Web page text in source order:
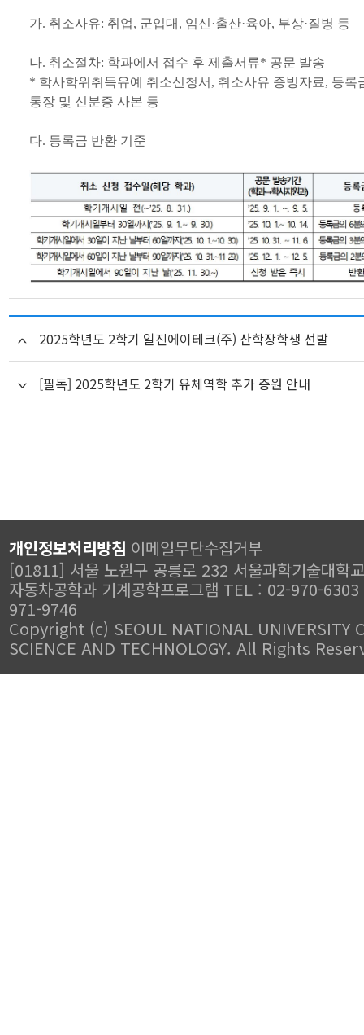
가. 취소사유: 취업, 군입대, 임신·출산·육아, 부상·질병 등
나. 취소절차: 학과에서 접수 후 제출서류* 공문 발송
* 학사학위취득유예 취소신청서, 취소사유 증빙자료, 등록
통장 및 신분증 사본 등
다. 등록금 반환 기준
2025학년도 2학기 일진에이테크(주) 산학장학생 선발
[필독] 2025학년도 2학기 유체역학 추가 증원 안내
개인정보처리방침 이메일무단수집거부
[01811] 서울 노원구 공릉로 232 서울과학기술대학
자동차공학과 기계공학프로그램 TEL : 02-970-
971-9746
Copyright (c) SEOUL NATIONAL UNIVERSITY
SCIENCE AND TECHNOLOGY. All Rights